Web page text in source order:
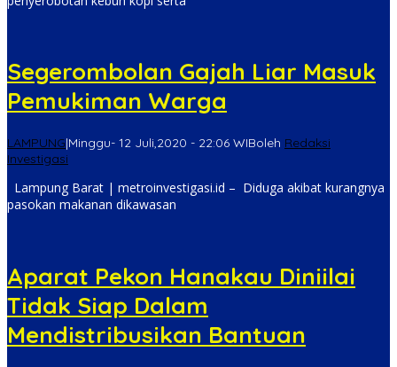
Segerombolan Gajah Liar Masuk
Pemukiman Warga
LAMPUNG|Minggu- 12 Juli,2020 - 22:06 WIBoleh Redaksi
Investigasi
Lampung Barat | metroinvestigasi.id – Diduga akibat kurangnya
pasokan makanan dikawasan
Aparat Pekon Hanakau Diniilai
Tidak Siap Dalam
Mendistribusikan Bantuan